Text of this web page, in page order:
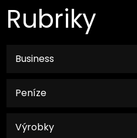
Rubriky
Business
Peníze
Výrobky